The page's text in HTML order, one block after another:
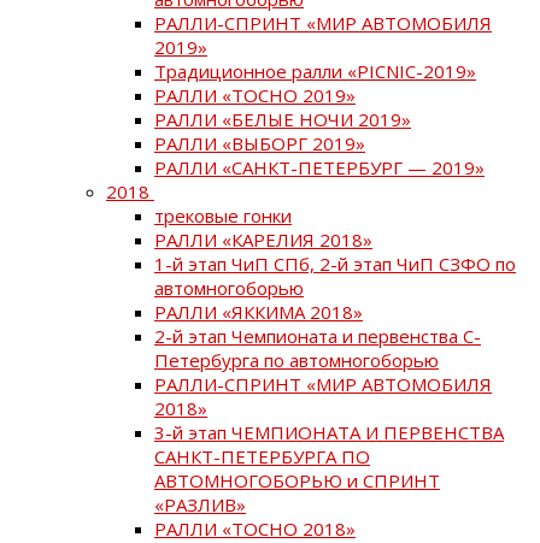
РАЛЛИ-СПРИНТ «МИР АВТОМОБИЛЯ
2019»
Традиционное ралли «PICNIC-2019»
РАЛЛИ «ТОСНО 2019»
РАЛЛИ «БЕЛЫЕ НОЧИ 2019»
РАЛЛИ «ВЫБОРГ 2019»
РАЛЛИ «САНКТ-ПЕТЕРБУРГ — 2019»
2018
трековые гонки
РАЛЛИ «КАРЕЛИЯ 2018»
1-й этап ЧиП СПб, 2-й этап ЧиП СЗФО по
автомногоборью
РАЛЛИ «ЯККИМА 2018»
2-й этап Чемпионата и первенства С-
Петербурга по автомногоборью
РАЛЛИ-СПРИНТ «МИР АВТОМОБИЛЯ
2018»
3-й этап ЧЕМПИОНАТА И ПЕРВЕНСТВА
САНКТ-ПЕТЕРБУРГА ПО
АВТОМНОГОБОРЬЮ и СПРИНТ
«РАЗЛИВ»
РАЛЛИ «ТОСНО 2018»